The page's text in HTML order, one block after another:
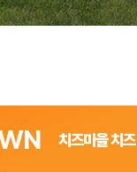
치즈마을 치즈